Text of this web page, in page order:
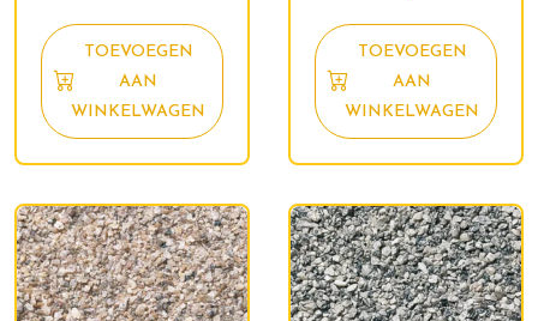
TOEVOEGEN
AAN
WINKELWAGEN
TOEVOEGEN
AAN
WINKELWAGEN